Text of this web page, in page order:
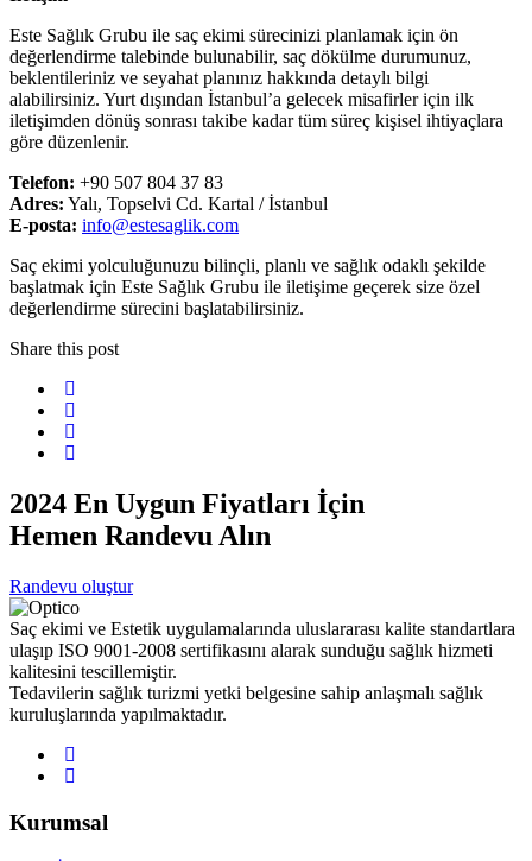
Este Sağlık Grubu ile saç ekimi sürecinizi planlamak için ön
değerlendirme talebinde bulunabilir, saç dökülme durumunuz,
beklentileriniz ve seyahat planınız hakkında detaylı bilgi
alabilirsiniz. Yurt dışından İstanbul’a gelecek misafirler için ilk
iletişimden dönüş sonrası takibe kadar tüm süreç kişisel ihtiyaçlara
göre düzenlenir.
Telefon: +90 507 804 37 83
Adres: Yalı, Topselvi Cd. Kartal / İstanbul
E-posta: info@estesaglik.com
Saç ekimi yolculuğunuzu bilinçli, planlı ve sağlık odaklı şekilde
başlatmak için Este Sağlık Grubu ile iletişime geçerek size özel
değerlendirme sürecini başlatabilirsiniz.
Share this post
2024 En Uygun Fiyatları İçin
Hemen Randevu Alın
Randevu oluştur
Saç ekimi ve Estetik uygulamalarında uluslararası kalite standartlara
ulaşıp ISO 9001-2008 sertifikasını alarak sunduğu sağlık hizmeti
kalitesini tescillemiştir.
Tedavilerin sağlık turizmi yetki belgesine sahip anlaşmalı sağlık
kuruluşlarında yapılmaktadır.
Kurumsal